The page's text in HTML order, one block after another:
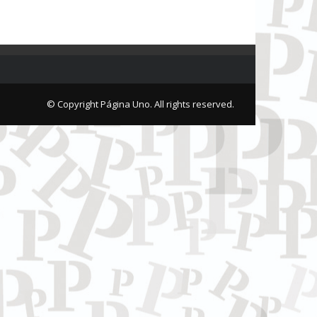
© Copyright Página Uno. All rights reserved.